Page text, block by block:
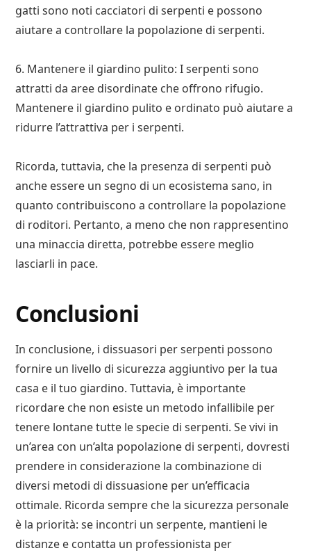
gatti sono noti cacciatori di serpenti e possono
aiutare a controllare la popolazione di serpenti.
6. Mantenere il giardino pulito: I serpenti sono
attratti da aree disordinate che offrono rifugio.
Mantenere il giardino pulito e ordinato può aiutare a
ridurre l’attrattiva per i serpenti.
Ricorda, tuttavia, che la presenza di serpenti può
anche essere un segno di un ecosistema sano, in
quanto contribuiscono a controllare la popolazione
di roditori. Pertanto, a meno che non rappresentino
una minaccia diretta, potrebbe essere meglio
lasciarli in pace.
Conclusioni
In conclusione, i dissuasori per serpenti possono
fornire un livello di sicurezza aggiuntivo per la tua
casa e il tuo giardino. Tuttavia, è importante
ricordare che non esiste un metodo infallibile per
tenere lontane tutte le specie di serpenti. Se vivi in
un’area con un’alta popolazione di serpenti, dovresti
prendere in considerazione la combinazione di
diversi metodi di dissuasione per un’efficacia
ottimale. Ricorda sempre che la sicurezza personale
è la priorità: se incontri un serpente, mantieni le
distanze e contatta un professionista per